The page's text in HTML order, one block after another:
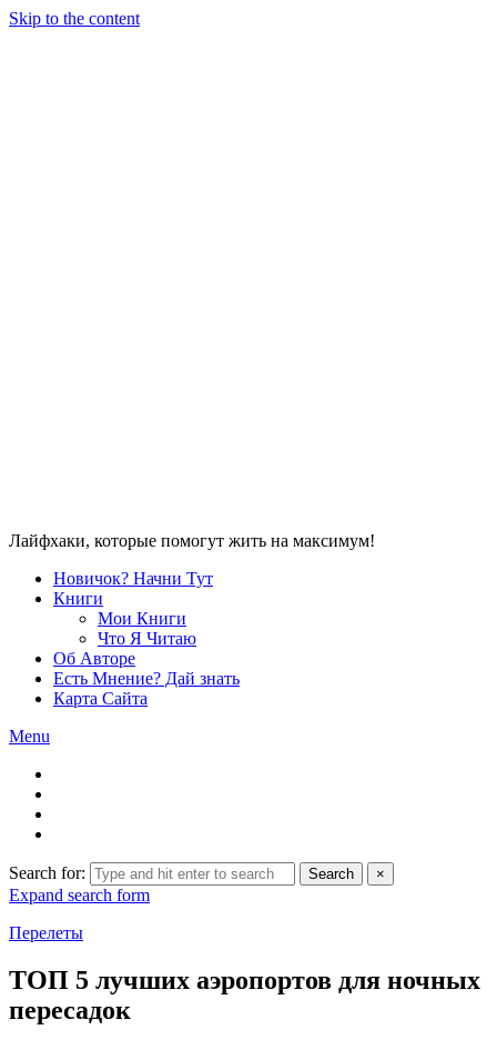
Skip to the content
Лайфхаки, которые помогут жить на максимум!
Новичок? Начни Тут
Книги
Мои Книги
Что Я Читаю
Об Авторе
Есть Мнение? Дай знать
Карта Сайта
Menu
Search for: Search ×
Expand search form
Перелеты
ТОП 5 лучших аэропортов для ночных
пересадок